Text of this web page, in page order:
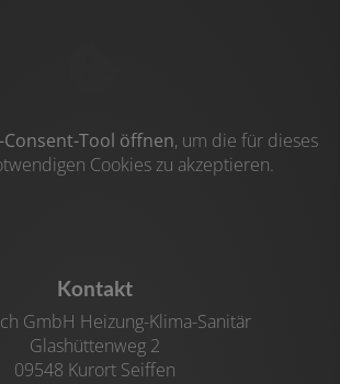
Consent-Tool öffnen, um die für dieses
Cookies zu akzeptieren.
und Öffnungszeiten
Kontakt
GmbH Heizung-Klima-Sanitär
Glashüttenweg 2
09548 Kurort Seiffen